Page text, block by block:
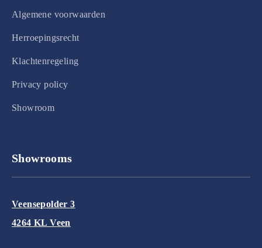
Algemene voorwaarden
Herroepingsrecht
Klachtenregeling
Privacy policy
Showroom
Showrooms
Veensepolder 3
4264 KL Veen